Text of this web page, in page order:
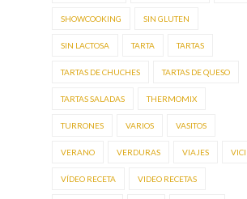
SHOWCOOKING SIN GLUTEN
SIN LACTOSA TARTA TARTAS
TARTAS DE CHUCHES TARTAS DE QUESO
TARTAS SALADAS THERMOMIX
TURRONES VARIOS VASITOS
VERANO VERDURAS VIAJES VICI
VÍDEO RECETA VIDEO RECETAS